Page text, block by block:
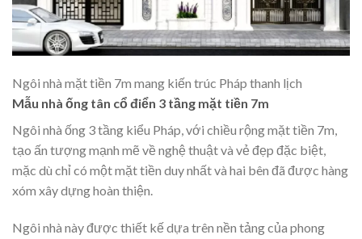
Ngôi nhà mặt tiền 7m mang kiến trúc Pháp thanh lịch
Mẫu nhà ống tân cổ điển 3 tầng mặt tiền 7m
Ngôi nhà ống 3 tầng kiểu Pháp, với chiều rộng mặt tiền 7m,
tạo ấn tượng mạnh mẽ về nghệ thuật và vẻ đẹp đặc biệt,
mặc dù chỉ có một mặt tiền duy nhất và hai bên đã được hàng
xóm xây dựng hoàn thiện.
Ngôi nhà này được thiết kế dựa trên nền tảng của phong